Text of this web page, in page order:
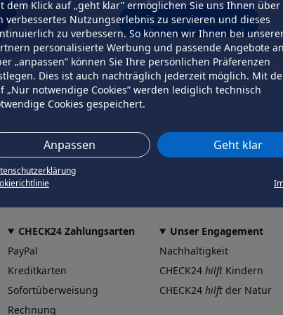
dem Klick auf „geht klar” ermöglichen Sie uns Ihnen über
verbessertes Nutzungserlebnis zu servieren und dieses
zu verbessern. So können wir Ihnen bei
personalisierte Werbung und passende Angebote
„anpassen” können Sie Ihre persönlichen Präferenzen
Dies ist auch nachträglich jederzeit möglich. Mit
„Nur notwendige Cookies” werden lediglich technisch
Cookies gespeichert.
Anpassen Geht klar
erneut versuchen
CHECK24 Zahlungsarten
PayPal
Kreditkarten
Sofortüberweisung
Rechnung
Unser Engagement
Nachhaltigkeit
CHECK24 hilft Kindern
CHECK24 hilft der Natur